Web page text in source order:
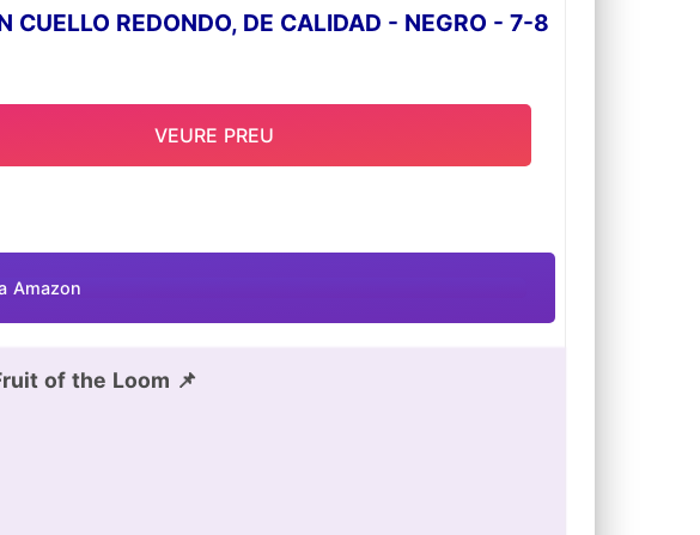
CUELLO REDONDO, DE CALIDAD - NEGRO - 7-8
Amazon
of the Loom 📌
VEURE PREU